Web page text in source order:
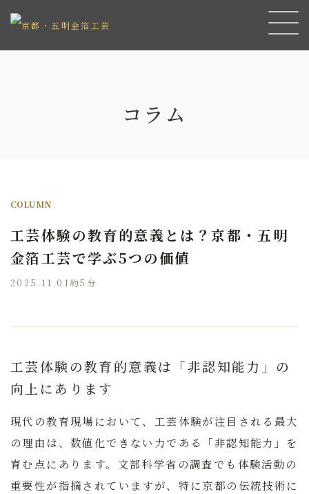
コラム
COLUMN
工芸体験の教育的意義とは？京都・五明
金箔工芸で学ぶ5つの価値
2025.11.01約5分
工芸体験の教育的意義は「非認知能力」の
向上にあります
現代の教育現場において、工芸体験が注目される最大
の理由は、数値化できない力である「非認知能力」を
育む点にあります。文部科学省の調査でも体験活動の
重要性が指摘されていますが、特に京都の伝統技術に